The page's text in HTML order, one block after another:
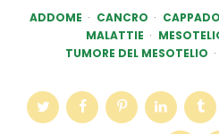
ADDOME CANCRO
MALATTIE
TUMORE DEL MESOTELIO